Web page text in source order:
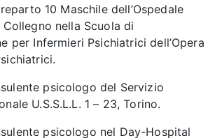
10 Maschile dell’Ospedale
nella Scuola di
per Infermieri Psichiatrici dell’Opera
psicologo del Servizio
U.S.S.L.L. 1 – 23, Torino.
psicologo nel Day-Hospital